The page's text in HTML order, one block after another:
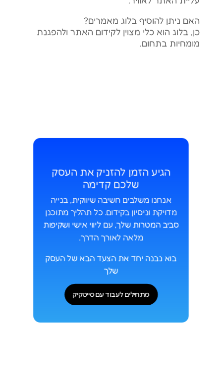
האם ניתן להוסיף בלוג מאמרים?
כן, בלוג הוא כלי מצוין לקידום האתר ולהפגנת
מומחיות בתחום.
הגיע הזמן להזניק את העסק
שלכם קדימה
אנחנו משלבים חשיבה שיווקית, בנייה
מדויקת וניסיון בקידום. כל תהליך מתוכנן
סביב המטרות שלך, עם ליווי אישי ושקיפות
מלאה לאורך הדרך.
בוא נבנה יחד את הצעד הבא של העסק
שלך
מתחילים לעבוד עם סייטקיק